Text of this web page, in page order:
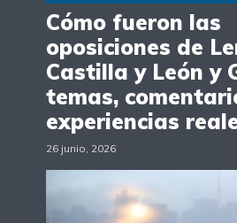
Cómo fueron las
oposiciones de
Castilla y León y
temas,
experiencias
26 junio, 2026